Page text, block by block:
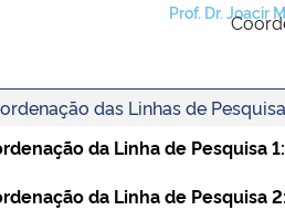
Prof. Dr. Joacir
das Linhas de Pesquisa
da Linha de Pesquisa 1:
da Linha de Pesquisa 2: